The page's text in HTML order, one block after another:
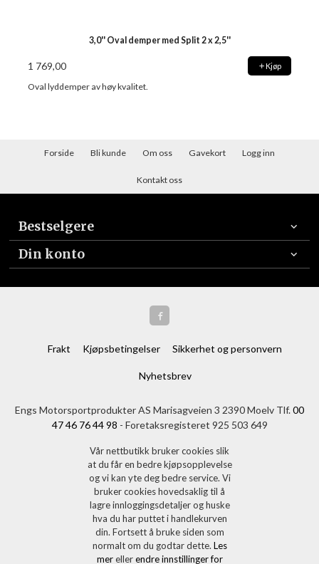
3,0'' Oval demper med Split 2 x 2,5''
1 769,00 Kjøp
Oval lyddemper av høy kvalitet.
Forside Bli kunde Om oss Gavekort Logg inn
Kontakt oss
Bestselgere
Din konto
Frakt Kjøpsbetingelser Sikkerhet og personvern
Nyhetsbrev
Engs Motorsportprodukter AS Marisagveien 3 2390 Moelv Tlf.00
47 46 76 44 98 - Foretaksregisteret 925 503 649
Vår nettbutikk bruker cookies slik
at du får en bedre kjøpsopplevelse
og vi kan yte deg bedre service. Vi
bruker cookies hovedsaklig til å
lagre innloggingsdetaljer og huske
hva du har puttet i handlekurven
din. Fortsett å bruke siden som
normalt om du godtar dette. Les
merellerendre innstillinger for